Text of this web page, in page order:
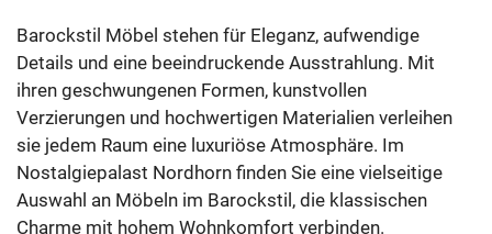
Barockstil Möbel stehen für Eleganz, aufwendige
Details und eine beeindruckende Ausstrahlung. Mit
ihren geschwungenen Formen, kunstvollen
Verzierungen und hochwertigen Materialien verleihen
sie jedem Raum eine luxuriöse Atmosphäre. Im
Nostalgiepalast Nordhorn finden Sie eine vielseitige
Auswahl an Möbeln im Barockstil, die klassischen
Charme mit hohem Wohnkomfort verbinden.